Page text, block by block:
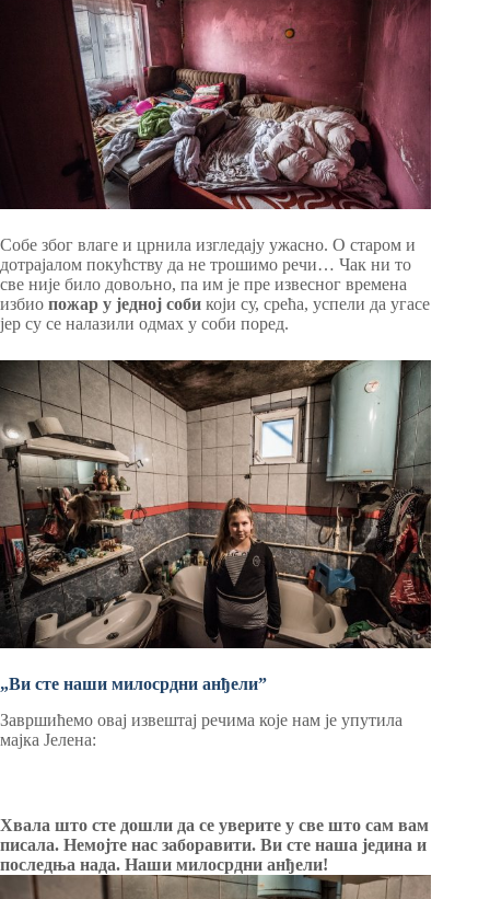
Собе због влаге и црнила изгледају ужасно. О старом и
дотрајалом покућству да не трошимо речи… Чак ни то
све није било довољно, па им је пре извесног времена
избио пожар у једној соби који су, срећа, успели да угасе
јер су се налазили одмах у соби поред.
„Ви сте наши милосрдни анђелиˮ
Завршићемо овај извештај речима које нам је упутила
мајка Јелена:
Хвала што сте дошли да се уверите у све што сам вам
писала. Немојте нас заборавити. Ви сте наша једина и
последња нада. Наши милосрдни анђели!